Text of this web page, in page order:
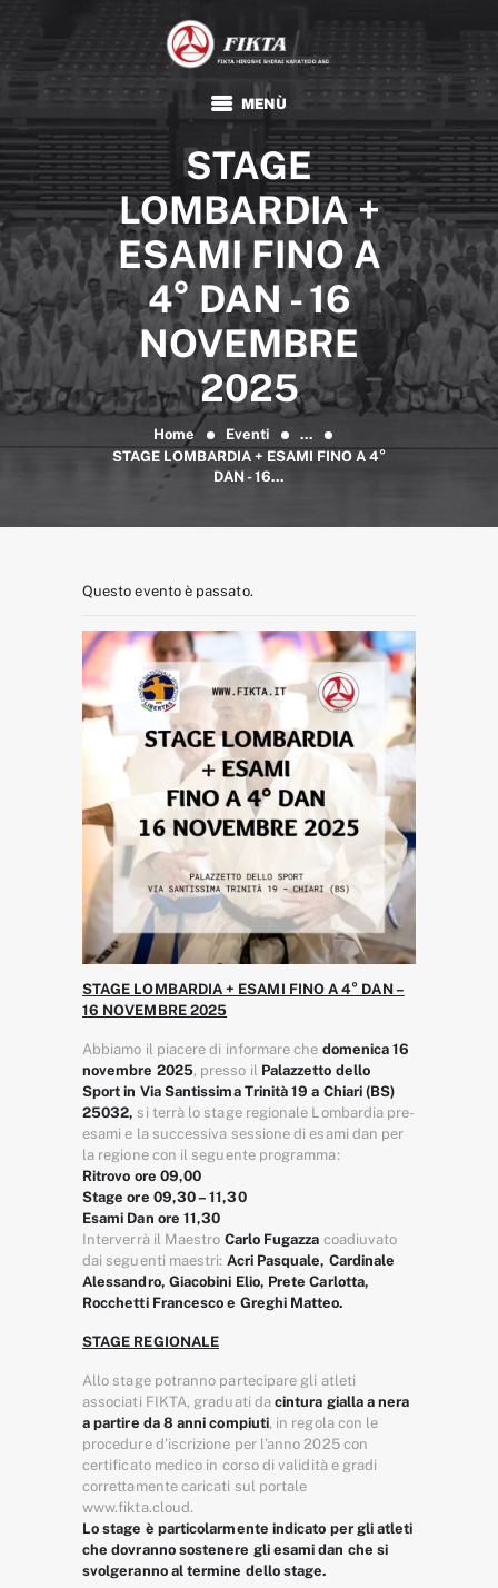
STAGE
LOMBARDIA +
ESAMI FINO A
4° DAN - 16
NOVEMBRE
2025
Home Eventi
...
STAGE LOMBARDIA + ESAMI FINO A 4°
DAN - 16...
FIKTA
Associazione Sportiva Dilettantistica
KARATE
TRADIZIONALE
FIKTA
EVENTI E NEWS
FORMAZIONE
DOCUMENTI
Questo evento è passato.
STAGE LOMBARDIA + ESAMI FINO A 4° DAN –
16 NOVEMBRE 2025
Abbiamo il piacere di informare che domenica 16
novembre 2025, presso il Palazzetto dello
Sport in Via Santissima Trinità 19 a Chiari (BS)
25032, si terrà lo stage regionale Lombardia pre-
esami e la successiva sessione di esami dan per
la regione con il seguente programma:
Ritrovo ore 09,00
Stage ore 09,30 – 11,30
Esami Dan ore 11,30
Interverrà il Maestro Carlo Fugazza coadiuvato
dai seguenti maestri: Acri Pasquale, Cardinale
Alessandro, Giacobini Elio, Prete Carlotta,
Rocchetti Francesco e Greghi Matteo.
STAGE REGIONALE
Allo stage potranno partecipare gli atleti
associati FIKTA, graduati dacintura gialla a nera
a partire da 8 anni compiuti, in regola con le
procedure d’iscrizione per l’anno 2025 con
certificato medico in corso di validità e gradi
correttamente caricati sul portale
www.fikta.cloud.
Lo stage è particolarmente indicato per gli atleti
che dovranno sostenere gli esami dan che si
svolgeranno al termine dello stage.